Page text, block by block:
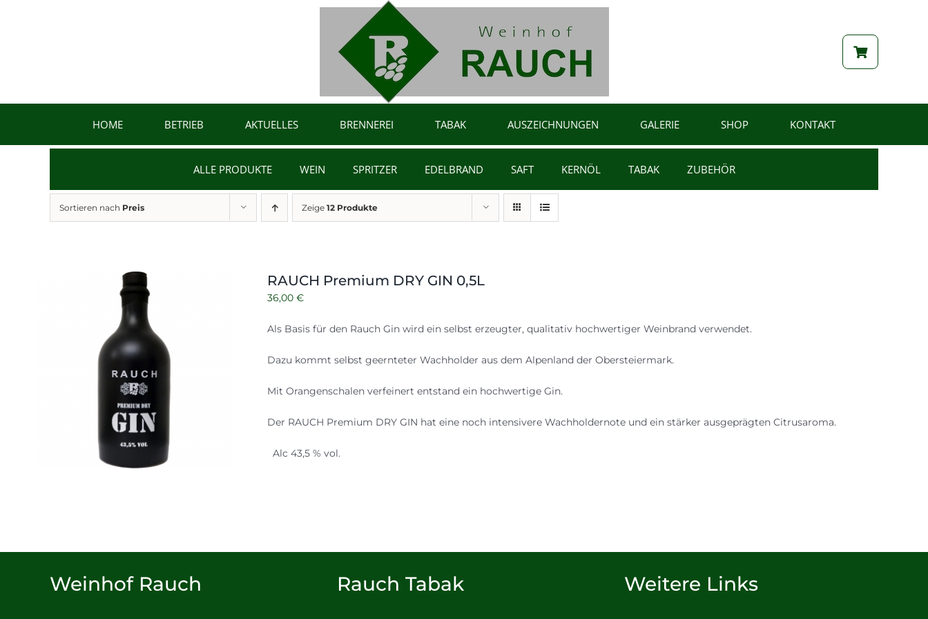
HOME BETRIEB AKTUELLES BRENNEREI TABAK AUSZEICHNUNGEN GALERIE SHOP KONTAKT
ALLE PRODUKTE WEIN SPRITZER EDELBRAND SAFT KERNÖL TABAK ZUBEHÖR
Sortieren nach Preis Zeige 12 Produkte
RAUCH Premium DRY GIN 0,5L
36,00 €
Als Basis für den Rauch Gin wird ein selbst erzeugter, qualitativ hochwertiger Weinbrand verwendet.
Dazu kommt selbst geernteter Wachholder aus dem Alpenland der Obersteiermark.
Mit Orangenschalen verfeinert entstand ein hochwertige Gin.
Der RAUCH Premium DRY GIN hat eine noch intensivere Wachholdernote und ein stärker ausgeprägten Citrusaroma.
Alc 43,5 % vol.
Weinhof Rauch Rauch Tabak Weitere Links